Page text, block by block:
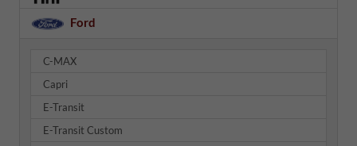
Ford
C-MAX
Capri
E-Transit
E-Transit Custom